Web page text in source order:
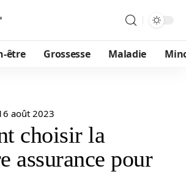
être Grossesse Maladie
août 2023
choisir la
assurance pour